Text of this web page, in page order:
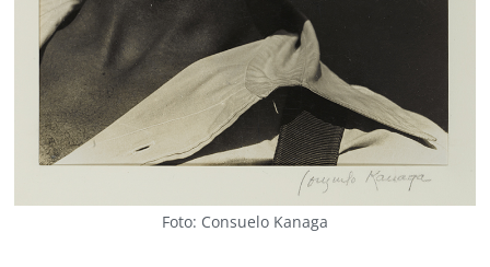
Foto: Consuelo Kanaga